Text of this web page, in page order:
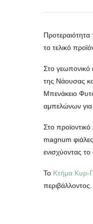
Προτεραιότητα
το τελικό
Στο γεωπονικό
της Νάουσας
Μπενάκειο
αμπελώνων
Στο
magnum
ενισχύοντας το
Το Κτήμα Κυρ-
περιβάλλοντος.